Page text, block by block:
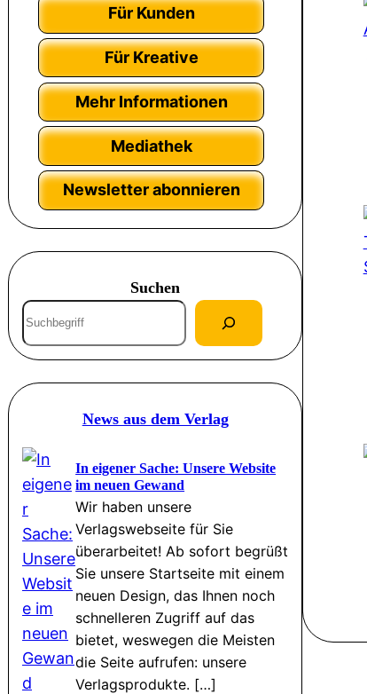
Für Kunden
Für Kreative
Mehr Informationen
Mediathek
Newsletter abonnieren
Suchen
S
u
c
h
News aus dem Verlag
In eigener Sache: Unsere Website
im neuen Gewand
Wir haben unsere
Verlagswebseite für Sie
überarbeitet! Ab sofort begrüßt
Sie unsere Startseite mit einem
neuen Design, das Ihnen noch
schnelleren Zugriff auf das
bietet, weswegen die Meisten
die Seite aufrufen: unsere
Verlagsprodukte. […]